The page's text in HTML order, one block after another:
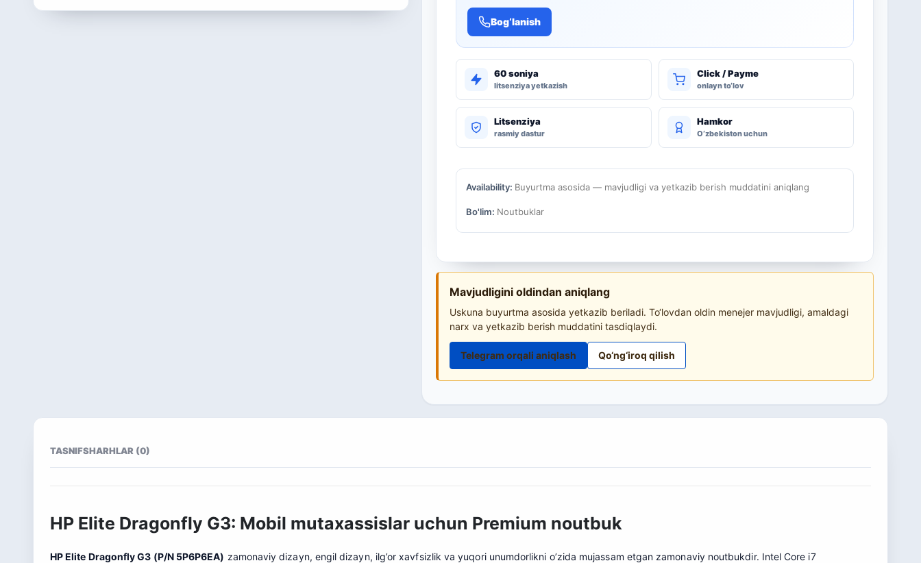
Bog‘lanish
60 soniya
litsenziya yetkazish
Click / Payme
onlayn to‘lov
Litsenziya
rasmiy dastur
Hamkor
O‘zbekiston uchun
Availability: Buyurtma asosida — mavjudligi va yetkazib berish muddatini aniqlang
Bo'lim: Noutbuklar
Mavjudligini oldindan aniqlang
Uskuna buyurtma asosida yetkazib beriladi. To‘lovdan oldin menejer mavjudligi, amaldagi
narx va yetkazib berish muddatini tasdiqlaydi.
Telegram orqali aniqlash Qo‘ng‘iroq qilish
TASNIFSHARHLAR (0)
HP Elite Dragonfly G3: Mobil mutaxassislar uchun Premium noutbuk
HP Elite Dragonfly G3 (P/N 5P6P6EA) zamonaviy dizayn, engil dizayn, ilg’or xavfsizlik va yuqori unumdorlikni o’zida mujassam etgan zamonaviy noutbukdir. Intel Core i7